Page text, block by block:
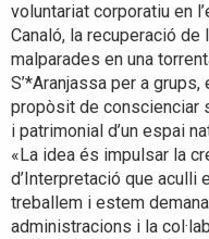
voluntariat corporatiu en
Canaló, la recuperació
malparades en una
S’*Aranjassa per a
propòsit de conscienciar
i patrimonial d’un espai
«La idea és impulsar la
d’Interpretació que aculli
treballem i estem
administracions i la